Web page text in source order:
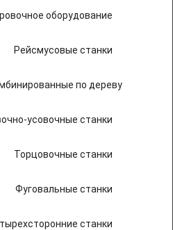
оборудование
Рейсмусовые станки
по дереву
усовочные станки
Торцовочные станки
Фуговальные станки
станки